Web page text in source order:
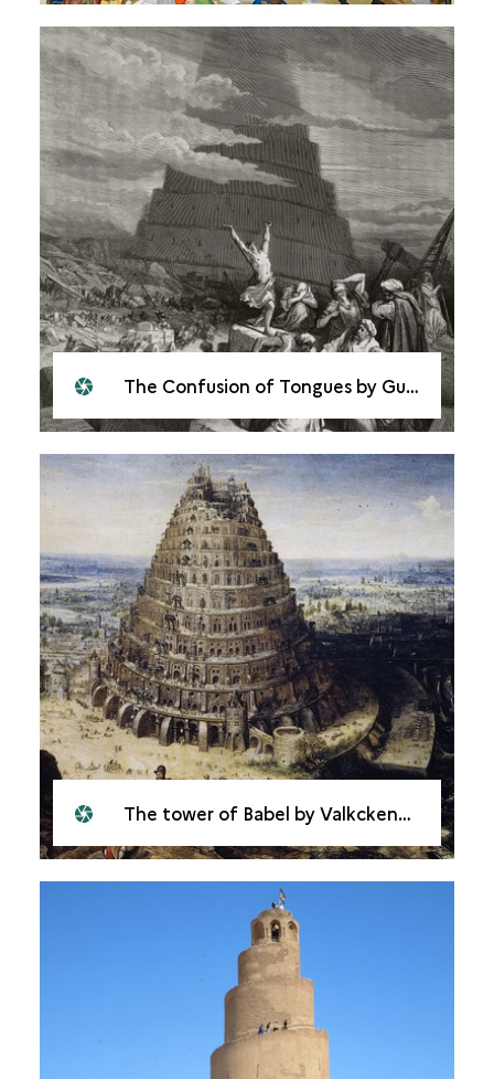
The Confusion of Tongues by Gustave Doré
The tower of Babel by Valkckenborch